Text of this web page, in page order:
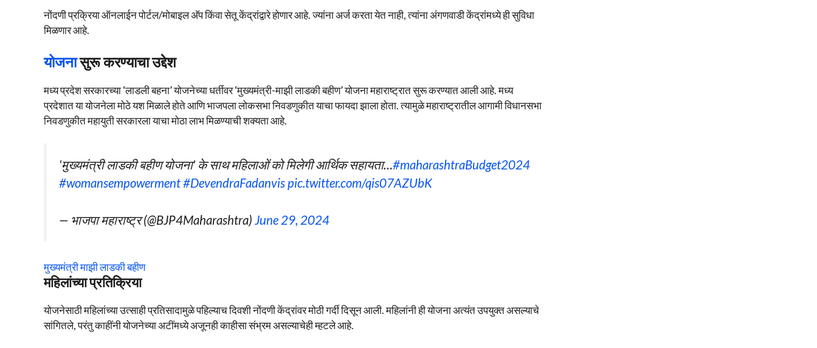
नोंदणी प्रक्रिया ऑनलाईन पोर्टल/मोबाइल अ‍ॅप किंवा सेतू केंद्रांद्वारे होणार आहे. ज्यांना अर्ज करता येत नाही, त्यांना अंगणवाडी केंद्रांमध्ये ही सुविधा
मिळणार आहे.
योजनासुरू करण्याचा उद्देश
मध्य प्रदेश सरकारच्या ‘लाडली बहना’ योजनेच्या धर्तीवर ‘मुख्यमंत्री-माझी लाडकी बहीण’ योजना महाराष्ट्रात सुरू करण्यात आली आहे. मध्य
प्रदेशात या योजनेला मोठे यश मिळाले होते आणि भाजपला लोकसभा निवडणुकीत याचा फायदा झाला होता. त्यामुळे महाराष्ट्रातील आगामी विधानसभा
निवडणुकीत महायुती सरकारला याचा मोठा लाभ मिळण्याची शक्यता आहे.
'मुख्यमंत्री लाडकी बहीण योजना' के साथ महिलाओं को मिलेगी आर्थिक सहायता…#maharashtraBudget2024
#womansempowerment#DevendraFadanvispic.twitter.com/qis07AZUbK
— भाजपा महाराष्ट्र (@BJP4Maharashtra) June 29, 2024
मुख्यमंत्री माझी लाडकी बहीण
महिलांच्या प्रतिक्रिया
योजनेसाठी महिलांच्या उत्साही प्रतिसादामुळे पहिल्याच दिवशी नोंदणी केंद्रांवर मोठी गर्दी दिसून आली. महिलांनी ही योजना अत्यंत उपयुक्त असल्याचे
सांगितले, परंतु काहींनी योजनेच्या अटींमध्ये अजूनही काहीसा संभ्रम असल्याचेही म्हटले आहे.